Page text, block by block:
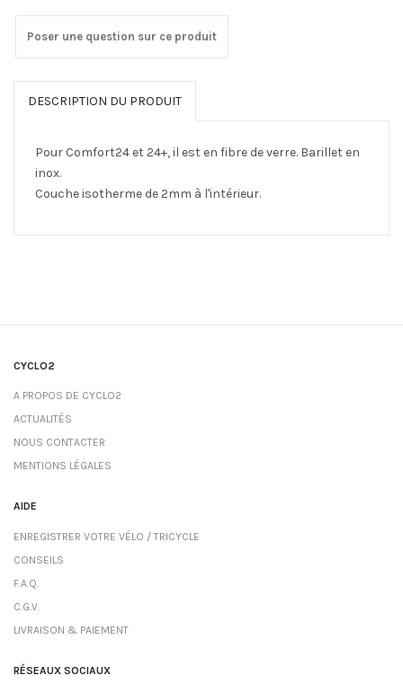
Poser une question sur ce produit
DESCRIPTION DU PRODUIT
Pour Comfort24 et 24+, il est en fibre de verre. Barillet en
inox.
Couche isotherme de 2mm à l'intérieur.
CYCLO2
A PROPOS DE CYCLO2
ACTUALITÉS
NOUS CONTACTER
MENTIONS LÉGALES
AIDE
ENREGISTRER VOTRE VÉLO / TRICYCLE
CONSEILS
F.A.Q.
C.G.V.
LIVRAISON & PAIEMENT
RÉSEAUX SOCIAUX